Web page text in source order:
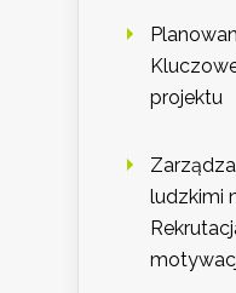
projektu
ludzkimi